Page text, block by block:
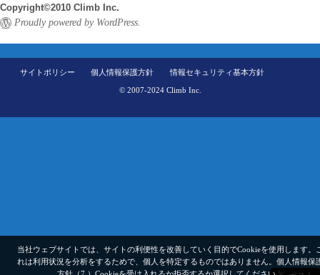
Copyright©2010 Climb Inc.
Proudly powered by WordPress.
サイトポリシー 個人情報保護方針 情報セキュリティ基本方針
© 2007-2024 Climb Inc.
当社ウェブサイトでは、サイトの利便性を改善していく目的でCookieを使用します。
れは利用状況を分析をするためで、個人を特定するものではありません。 個人情報保